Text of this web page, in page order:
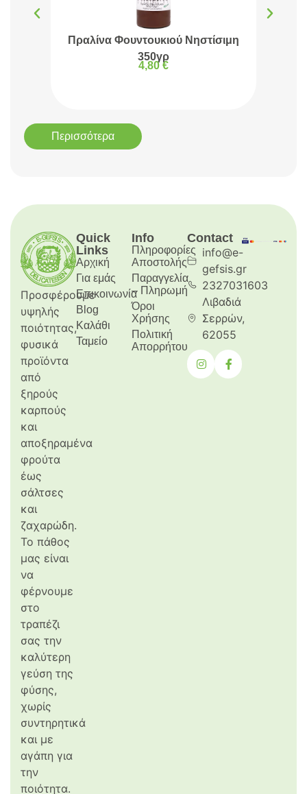
Πραλίνα Φουντουκιού Νηστίσιμη
350γρ
4,80 €
Περισσότερα
Προσφέρουμε
υψηλής
ποιότητας,
φυσικά
προϊόντα
από
ξηρούς
καρπούς
και
αποξηραμένα
φρούτα
έως
σάλτσες
και
ζαχαρώδη.
Το πάθος
μας είναι
να
φέρνουμε
στο
τραπέζι
σας την
καλύτερη
γεύση της
φύσης,
χωρίς
συντηρητικά
και με
αγάπη για
την
ποιότητα.
Quick
Links
Αρχική
Για εμάς
Επικοινωνία
Blog
Καλάθι
Ταμείο
Info
Πληροφορίες
Aποστολής
Παραγγελία
– Πληρωμή
Όροι
Χρήσης
Πολιτική
Απορρήτου
Contact
info@e-
gefsis.gr
2327031603
Λιβαδιά
Σερρών,
62055